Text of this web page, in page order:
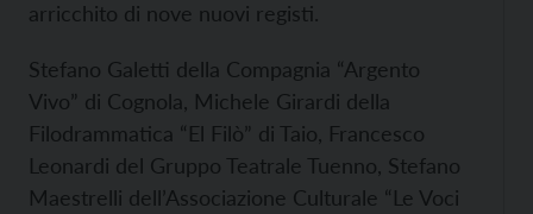
arricchito di nove nuovi registi.
Stefano Galetti della Compagnia “Argento
Vivo” di Cognola, Michele Girardi della
Filodrammatica “El Filò” di Taio, Francesco
Leonardi del Gruppo Teatrale Tuenno, Stefano
Maestrelli dell’Associazione Culturale “Le Voci